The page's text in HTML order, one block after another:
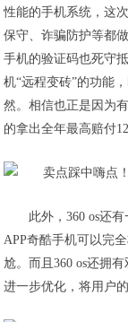
性能的手机系统，这
保守、诈骗防护等都
手机的验证码也死守
机“远程变砖”的功能
然。相信也正是因为
的拿出全年最高赔付
此外，360 os还
APP奇酷手机可以完
尬。而且360 os还拥
进一步优化，将用户